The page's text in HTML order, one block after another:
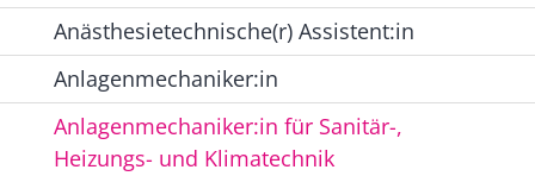
Anästhesietechnische(r) Assistent:in
Anlagenmechaniker:in
Anlagenmechaniker:in für Sanitär-,
Heizungs- und Klimatechnik